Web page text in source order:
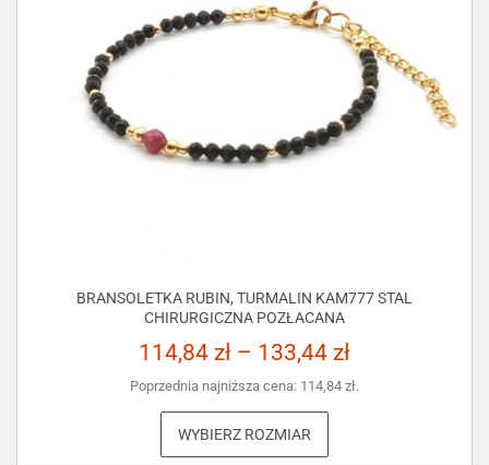
BRANSOLETKA RUBIN, TURMALIN KAM777 STAL
CHIRURGICZNA POZŁACANA
114,84 zł – 133,44 zł
Poprzednia najniższa cena: 114,84 zł.
WYBIERZ ROZMIAR